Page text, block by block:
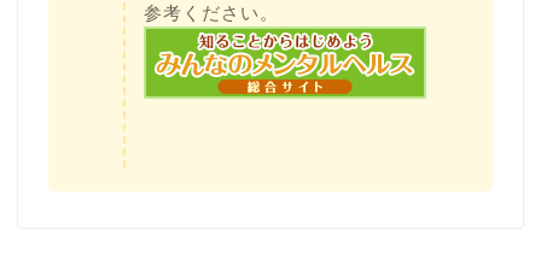
参考ください。